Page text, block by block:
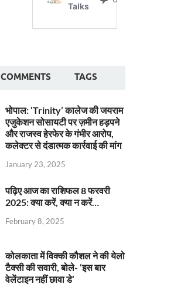
COMMENTS TAGS
भोपाल: ‘Trinity’ कालेज की जयराम
एजुकेशन सोसायटी पर ज़मीन हड़पने
और राजस्व हेरफेर के गंभीर आरोप,
कलेक्टर से दंडात्मक कार्रवाई की मांग
January 23, 2025
पढ़िए आज का राशिफल 8 फरवरी
2025: क्या करें, क्या न करें…
February 8, 2025
कोलकाता में विक्की कौशल ने की येलो
टैक्सी की सवारी, बोले- ‘इस बार
वेलेंटाइन नहीं छावा डे’